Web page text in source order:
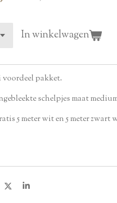
In winkelwagen
pakket.
schelpjes maat
5 meter wit en 5 meter zwart
D
S